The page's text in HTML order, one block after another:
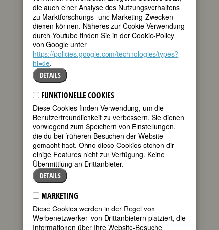
BIOGRAFIE
teilen
tweet
Charlotte von
Steins Trauerspiel
Dido wurde erst
1867
veröffentlicht. Sie
hatte das um
1794 geschriebene Drama nicht für den
Druck bestimmt, wohl auch nicht für eine
Aufführung. Bis zu dieser Publikation
galt die berühmte Freundin Goethes als
das Urbild der weiblichen Idealgestalt
Iphigenie (1779/1786). Jetzt mußte man
erkennen, daß Frau von Stein wohl
auch eine “weniger edle”, eben
menschliche Seite gehabt hatte. Der
Freund Goethe war 1786 nach Italien
gereist, ohne ihr vorher auch nur das
mindeste mitzuteilen. Als er nach zwei
mit seiner Haushälterin an. In Dido rächt
sich Charlotte von Stein
die auch einer Analyse des Nutzungsverhaltens
zu Marktforschungs- und Marketing-Zwecken
dienen können. Näheres zur Cookie-Verwendung
durch Youtube finden Sie in der Cookie-Policy
von Google unter
https://policies.google.com/technologies/types?
hl=de.
DETAILS
FUNKTIONELLE COOKIES
Diese Cookies finden Verwendung, um die
Benutzerfreundlichkeit zu verbessern. Sie dienen
vorwiegend zum Speichern von Einstellungen,
die du bei früheren Besuchen der Website
gemacht hast. Ohne diese Cookies stehen dir
einige Features nicht zur Verfügung. Keine
Übermittlung an Drittanbieter.
DETAILS
MARKETING
Diese Cookies werden in der Regel von
Werbenetzwerken von Drittanbietern platziert, die
Informationen über Ihre Website-Besuche